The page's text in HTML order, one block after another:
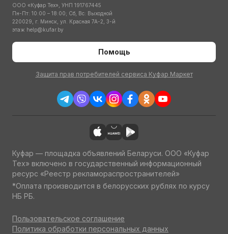
ООО «Куфар Тех», УНП 191767445
Пн-Пт: 10:00 – 18:00; Сб, Вс: Выходной
220029, г. Минск, ул. Красная 7А-2, 3-й
этаж help@kufar.by
Помощь
Защита прав потребителей сервиса Куфар Маркет
Куфар — площадка объявлений Беларуси. ООО «Куфар
Тех» включено в государственный информационный
ресурс «Реестр рекламораспространителей»
*Оплата производится в белорусских рублях по курсу
НБ РБ.
Пользовательское соглашение
Политика обработки персональных данных